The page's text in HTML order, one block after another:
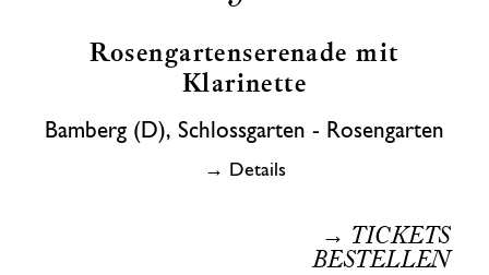
Rosengartenserenade mit
Klarinette
Bamberg (D), Schlossgarten - Rosengarten
→ Details
→ TICKETS
BESTELLEN